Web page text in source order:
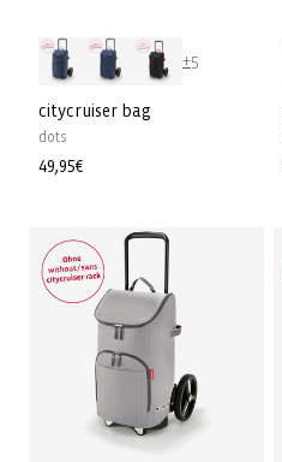
+5
citycruiser bag
dots
Normaler
49,95€